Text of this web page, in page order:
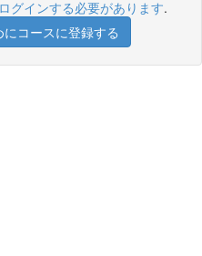
ログインする必要があります.
コースに登録する